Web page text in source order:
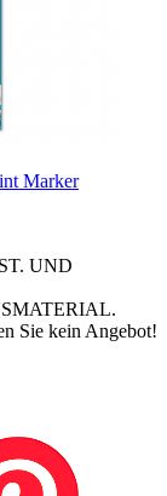
Marker
UND
Sie kein Angebot!